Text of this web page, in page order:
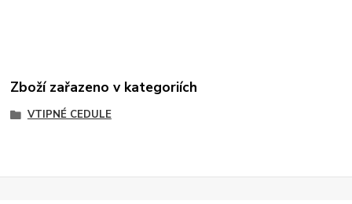
Zboží zařazeno v kategoriích
VTIPNÉ CEDULE